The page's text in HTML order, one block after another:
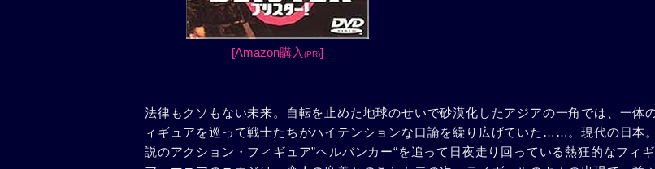
[Amazon購入(PR)]
法律もクソもない未来。自転を止めた地球のせいで砂漠化したアジアの一角では、一体
ィギュアを巡って戦士たちがハイテンションな口論を繰り広げていた……。現代の日本
説のアクション・フィギュア”ヘルバンカー“を追って日夜走り回っている熱狂的なフィギ